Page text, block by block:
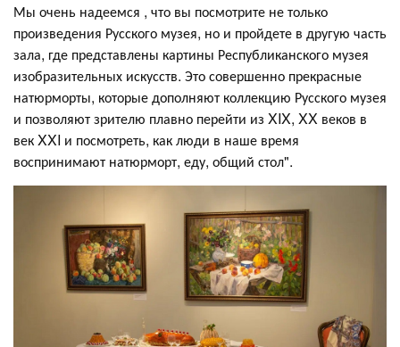
Мы очень надеемся , что вы посмотрите не только
произведения Русского музея, но и пройдете в другую часть
зала, где представлены картины Республиканского музея
изобразительных искусств. Это совершенно прекрасные
натюрморты, которые дополняют коллекцию Русского музея
и позволяют зрителю плавно перейти из XIX, XX веков в
век XXI и посмотреть, как люди в наше время
воспринимают натюрморт, еду, общий стол".